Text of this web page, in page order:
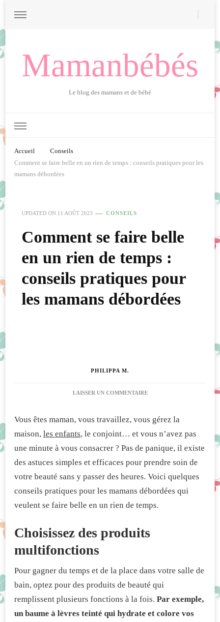
Mamanbébés
Le blog des mamans et de bébé
Accueil
Conseils
Comment se faire belle en un rien de temps : conseils pratiques pour les
mamans débordées
UPDATED ON 11 AOÛT 2023 CONSEILS
Comment se faire belle
en un rien de temps :
conseils pratiques pour
les mamans débordées
PHILIPPA M.
LAISSER UN COMMENTAIRESUR
FAIRE
UN
DE
TEMPS
CONSEILS
PRATIQUES
MAMANS
Vous êtes maman, vous travaillez, vous gérez la
maison, les enfants, le conjoint… et vous n’avez pas
une minute à vous consacrer ? Pas de panique, il existe
des astuces simples et efficaces pour prendre soin de
votre beauté sans y passer des heures. Voici quelques
conseils pratiques pour les mamans débordées qui
veulent se faire belle en un rien de temps.
Choisissez des produits
multifonctions
Pour gagner du temps et de la place dans votre salle de
bain, optez pour des produits de beauté qui
remplissent plusieurs fonctions à la fois. Par exemple,
un baume à lèvres teinté qui hydrate et colore vos